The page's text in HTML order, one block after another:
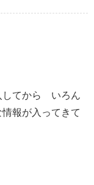
てから いろん
報が入ってきて